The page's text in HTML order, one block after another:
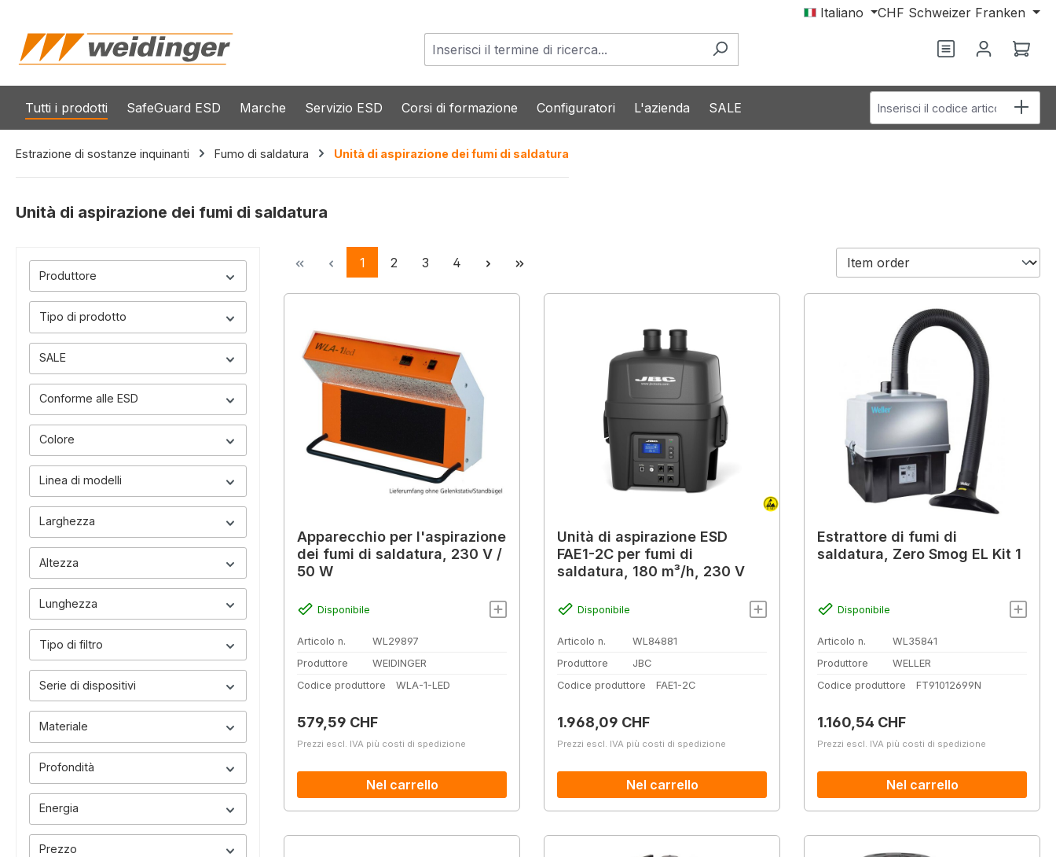
Italiano CHF Schweizer Franken
Hai 0 articoliIl
Tutti i prodotti SafeGuard ESD Marche Servizio ESD Corsi di formazione Configuratori L'azienda SALE Inserisci il codice articolo
Estrazione di sostanze inquinanti Fumo di saldatura Unità di aspirazione dei fumi di saldatura
Unità di aspirazione dei fumi di saldatura
Produttore
Tipo di prodotto
SALE
Conforme alle ESD
Colore
Linea di modelli
Larghezza
Altezza
Lunghezza
Tipo di filtro
Serie di dispositivi
Materiale
Profondità
Energia
Prezzo
Pagina
1 Pagina
2 Pagina
3 Pagina
4
Apparecchio per l'aspirazione
dei fumi di saldatura, 230 V /
50 W
Disponibile
Articolo n.
WL29897
Produttore
WEIDINGER
Codice produttore
WLA-1-LED
Prezzo normale:
579,59 CHF
Prezzi escl. IVA più costi di spedizione
Nel carrello
Unità di aspirazione ESD
FAE1-2C per fumi di
saldatura, 180 m³/h, 230 V
Disponibile
Articolo n.
WL84881
Produttore
JBC
Codice produttore
FAE1-2C
Prezzo normale:
1.968,09 CHF
Prezzi escl. IVA più costi di spedizione
Nel carrello
Estrattore di fumi di
saldatura, Zero Smog EL Kit 1
Disponibile
Articolo n.
WL35841
Produttore
WELLER
Codice produttore
FT91012699N
Prezzo normale:
1.160,54 CHF
Prezzi escl. IVA più costi di spedizione
Nel carrello